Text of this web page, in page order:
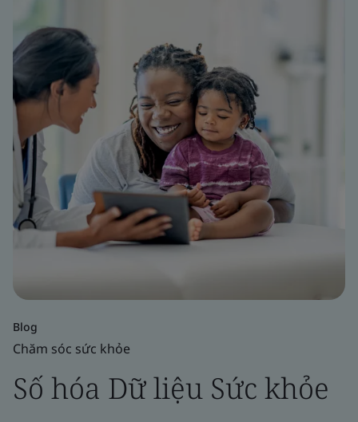
Blog
Chăm sóc sức khỏe
Số hóa Dữ liệu Sức khỏe